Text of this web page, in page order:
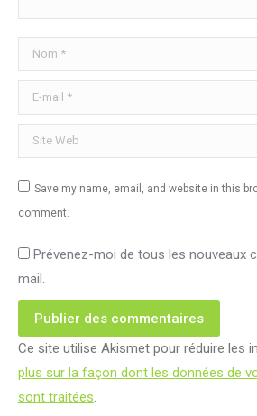
Nom *
E-mail *
Site Web
Save my name, email, and website in this
comment.
Prévenez-moi de tous les nouveaux
mail.
Publier des commentaires
Ce site utilise Akismet pour réduire les
plus sur la façon dont les données de
sont traitées.